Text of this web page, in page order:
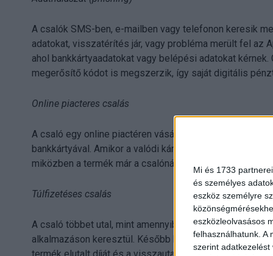
Mi és 1733
és személyes
eszköz személyre
eszközleolvasásos
felhasználhatunk. A
szerint
A csalók SMS-ben, e-mailben vagy telefonon keresik
adatokat, visszatérítés jár, vagy probléma merült fel az
ahol bankkártyaadatokat vagy belépési adatokat
megerősítő kódot is megszerzik, így saját digitális
Online piacteres csalás
A csaló egy online piactéren vásárolna egy nagy
bankkártyával. Amikor a valódi kártyatulajdonos vitatja
miközben a termék már a csalónál van.
Túlfizetéses csalás
A csaló többet utal, mint amennyiben megállapodtak,
alkalmazáson keresztül. Később kiderül, hogy az